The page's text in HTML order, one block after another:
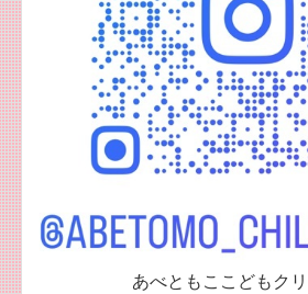
あべともここどもク